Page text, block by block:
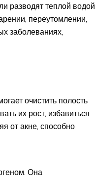
разводят теплой водой
переутомлении,
заболеваниях,
очистить полость
их рост, избавиться
от акне, способно
Она